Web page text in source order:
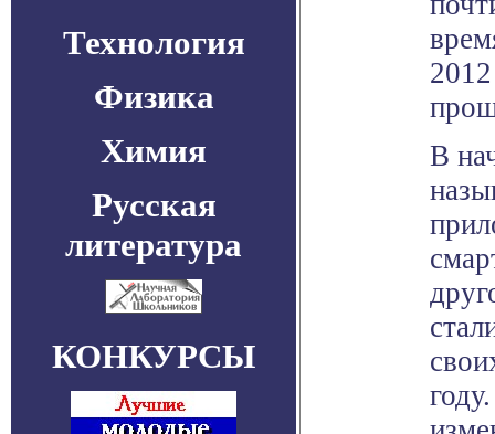
Технология
Физика
Химия
Русская
литература
КОНКУРСЫ
В